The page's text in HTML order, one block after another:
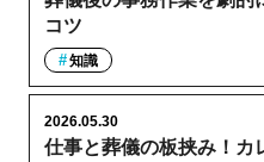
コツ
知識
仕事と葬儀の板挟み！カ
2026.05.30